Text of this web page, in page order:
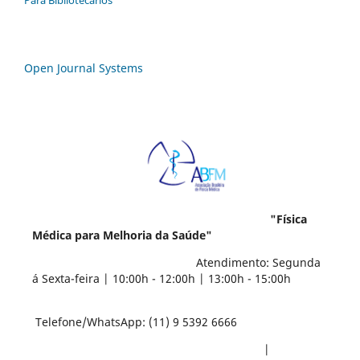
Open Journal Systems
"Física
Médica para Melhoria da Saúde"
Atendimento: Segunda
á Sexta-feira | 10:00h - 12:00h | 13:00h - 15:00h
Telefone/WhatsApp: (11) 9 5392 6666
|